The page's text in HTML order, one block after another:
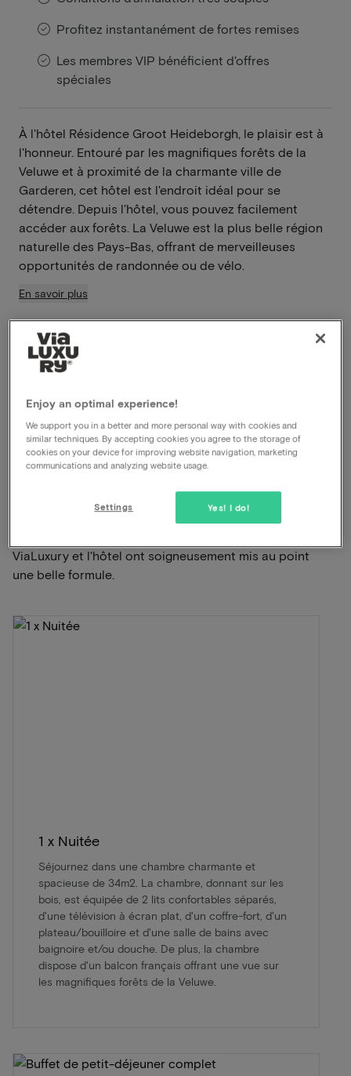
Profitez instantanément de fortes remises
Les membres VIP bénéficient d'offres
spéciales
À l'hôtel Résidence Groot Heideborgh, le plaisir est à
l'honneur. Entouré par les magnifiques forêts de la
Veluwe et à proximité de la charmante ville de
Garderen, cet hôtel est l'endroit idéal pour se
détendre. Depuis l'hôtel, vous pouvez facilement
accéder aux forêts. La Veluwe est la plus belle région
naturelle des Pays-Bas, offrant de merveilleuses
opportunités de randonnée ou de vélo.
En savoir plus
Oasis de tranquillité
Magnifique environnement pour la randonnée et
le vélo
Location de vélos possible
Parking gratuit
Hogesteeg 50 Garderen
Cette formule pour 2 personnes comprend:
ViaLuxury et l'hôtel ont soigneusement mis au point
une belle formule.
1 x Nuitée
Séjournez dans une chambre charmante et
spacieuse de 34m2. La chambre, donnant sur les
bois, est équipée de 2 lits confortables séparés,
d'une télévision à écran plat, d'un coffre-fort, d'un
plateau/bouilloire et d'une salle de bains avec
baignoire et/ou douche. De plus, la chambre
dispose d'un balcon français offrant une vue sur
les magnifiques forêts de la Veluwe.
Enjoy an optimal experience!
We support you in a better and more personal way with cookies and
similar techniques. By accepting cookies you agree to the storage of
cookies on your device for improving website navigation, marketing
communications and analyzing website usage.
Yes! I do!
Settings